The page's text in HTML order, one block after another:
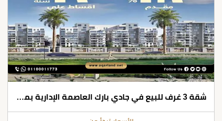
شقة 3 غرف للبيع في جادي بارك العاصمة الإدارية بمساحات تبدأ من 184 متر مربع